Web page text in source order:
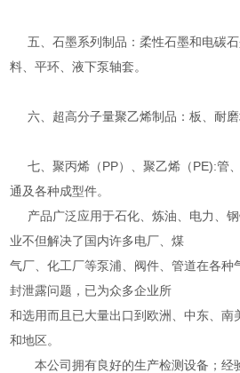
五、石墨系列制品：柔性石墨和电碳
料、平环、液下泵轴套。
六、超高分子量聚乙烯制品：板、耐磨
七、聚丙烯（PP）、聚乙烯（PE):管
通及各种成型件。
产品广泛应用于石化、炼油、电力、
业不但解决了国内许多电厂、煤
气厂、化工厂等泵浦、阀件、管道在各种
封泄露问题，已为众多企业所
和选用而且已大量出口到欧洲、中东、南
和地区。
本公司拥有良好的生产检测设备；经